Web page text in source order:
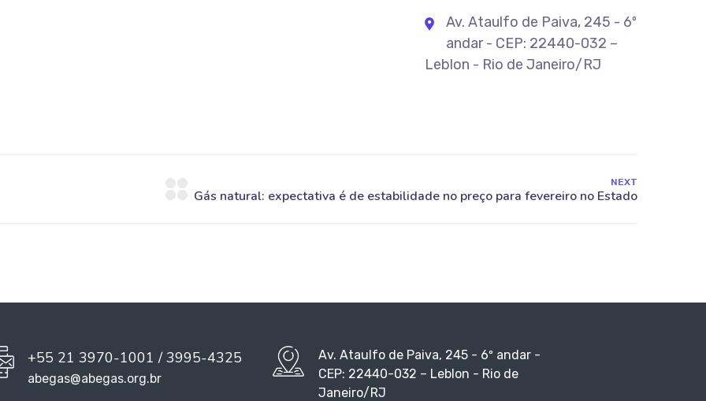
Av. Ataulfo de Paiva, 245 - 6º
andar - CEP: 22440-032 –
Leblon - Rio de Janeiro/RJ
NEXT
+55 21 3970-1001 / 3995-4325
abegas@abegas.org.br
Av. Ataulfo de Paiva, 245 - 6º andar -
CEP: 22440-032 – Leblon - Rio de
Janeiro/RJ